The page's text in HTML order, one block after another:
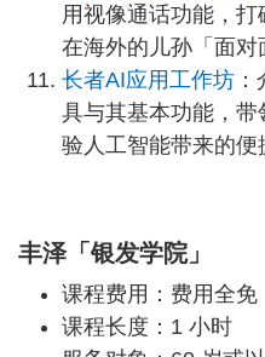
用视像通话功能，
在海外的儿孙「面对
长者AI应用工作坊
具与其基本功能，
验人工智能带来的便
丰泽「银发学院」
课程费用：费用全免
课程长度：1 小时